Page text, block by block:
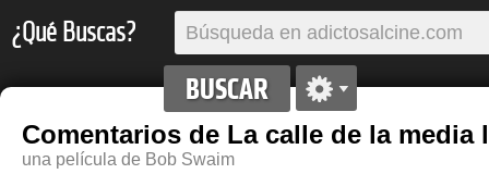
¿Qué Buscas?
Comentarios de La calle de la media
una película de Bob Swaim